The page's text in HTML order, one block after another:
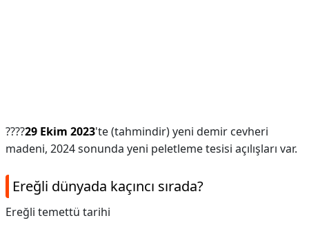
????29 Ekim 2023'te (tahmindir) yeni demir cevheri
madeni, 2024 sonunda yeni peletleme tesisi açılışları var.
Ereğli dünyada kaçıncı sırada?
Ereğli temettü tarihi